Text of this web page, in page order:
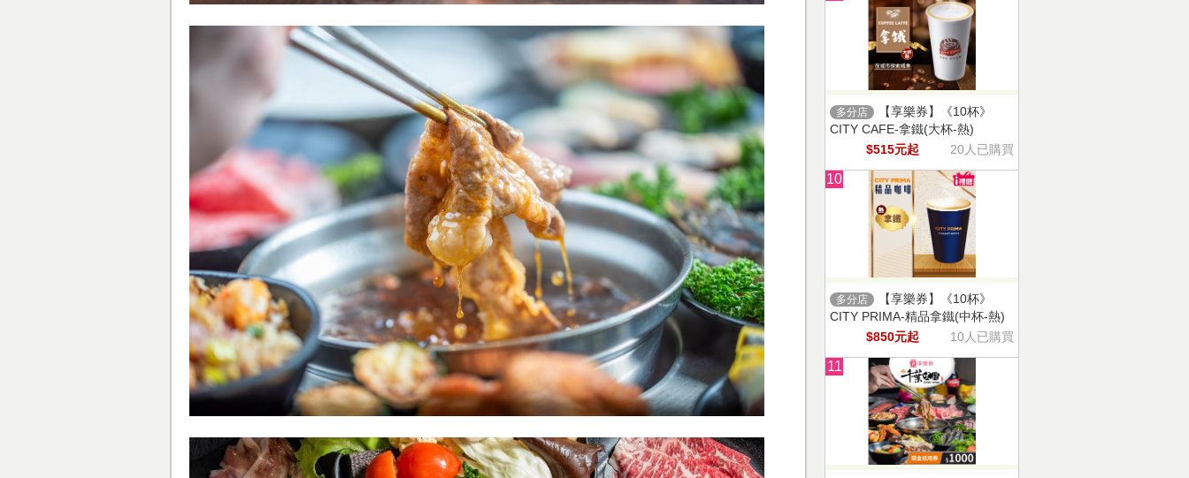
多分店
【享樂券】《10杯》
CITY CAFE-拿鐵(大杯-熱)
$515元起
20人已購買
10
多分店
【享樂券】《10杯》
CITY PRIMA-精品拿鐵(中杯-熱)
$850元起
10人已購買
11